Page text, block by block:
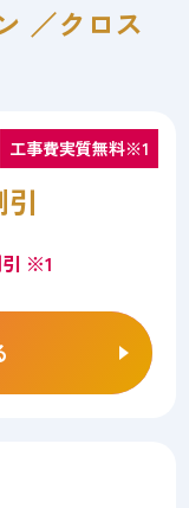
／クロス
工事費実質無料※1
※1